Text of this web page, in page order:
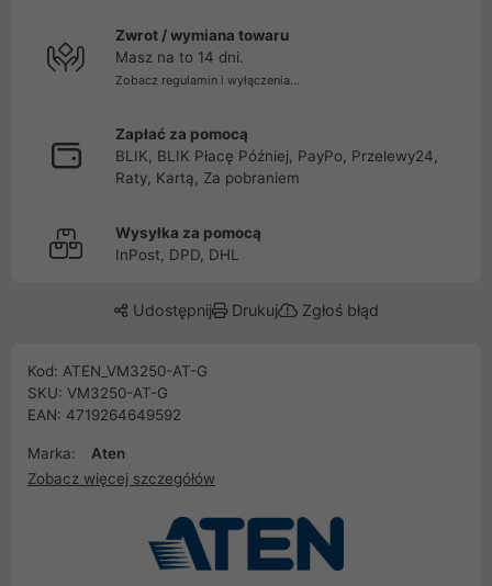
Zwrot / wymiana towaru
Masz na to 14 dni.
Zobacz regulamin i wyłączenia...
Zapłać za pomocą
BLIK, BLIK Płacę Później, PayPo, Przelewy24,
Raty, Kartą, Za pobraniem
Wysyłka za pomocą
InPost, DPD, DHL
Udostępnij Drukuj Zgłoś błąd
Kod: ATEN_VM3250-AT-G
SKU: VM3250-AT-G
EAN: 4719264649592
Marka:
Aten
Zobacz więcej szczegółów